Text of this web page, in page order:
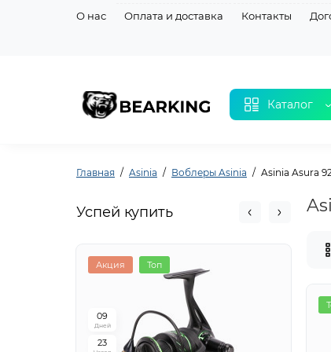
О нас Оплата и доставка Контакты
Каталог
Главная Asinia Воблеры Asinia Asinia Asura
Успей купить
Акция Топ
09
Дней
23